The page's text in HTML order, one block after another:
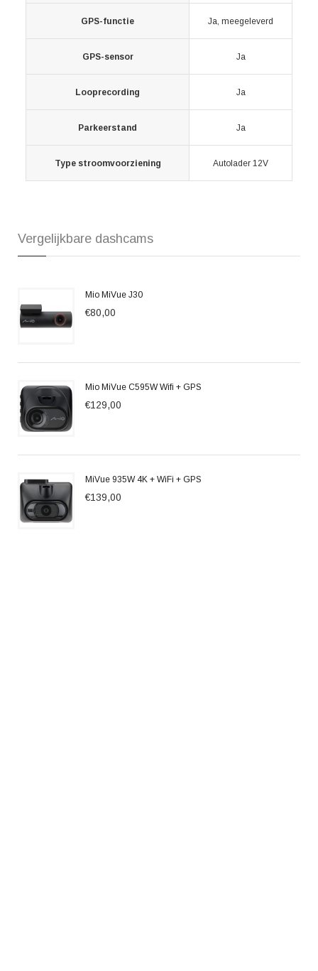
GPS-functie Ja, meegeleverd
GPS-sensor Ja
Looprecording Ja
Parkeerstand Ja
Type stroomvoorziening Autolader 12V
Vergelijkbare dashcams
Mio MiVue J30
€80,00
Mio MiVue C595W Wifi + GPS
€129,00
MiVue 935W 4K + WiFi + GPS
€139,00